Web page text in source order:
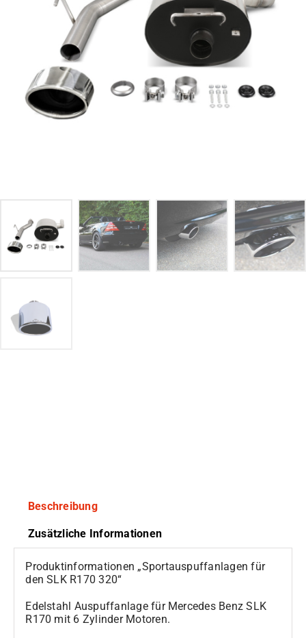
Beschreibung
Zusätzliche Informationen
Produktinformationen „Sportauspuffanlagen für
den SLK R170 320“
Edelstahl Auspuffanlage für Mercedes Benz SLK
R170 mit 6 Zylinder Motoren.